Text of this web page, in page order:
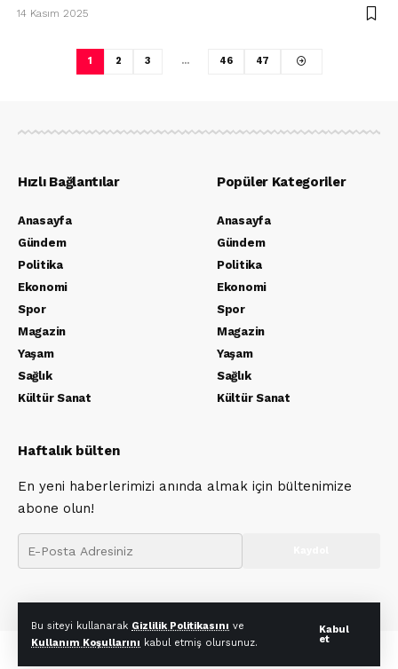
Bu siteyi kullanarak Gizlilik Politikasını ve
Kullanım Koşullarını kabul etmiş olursunuz.
Kabul
et
14 Kasım 2025
1 2 3 … 46 47
Hızlı Bağlantılar
Anasayfa
Gündem
Politika
Ekonomi
Spor
Magazin
Yaşam
Sağlık
Kültür Sanat
Popüler Kategoriler
Anasayfa
Gündem
Politika
Ekonomi
Spor
Magazin
Yaşam
Sağlık
Kültür Sanat
Haftalık bülten
En yeni haberlerimizi anında almak için bültenimize
abone olun!
© Envanternet Habercilik 2026. Tüm hakları saklıdır.